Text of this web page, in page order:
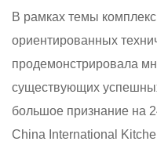
В рамках темы
ориентированных
продемонстрировала
существующих
большое признание на
China International